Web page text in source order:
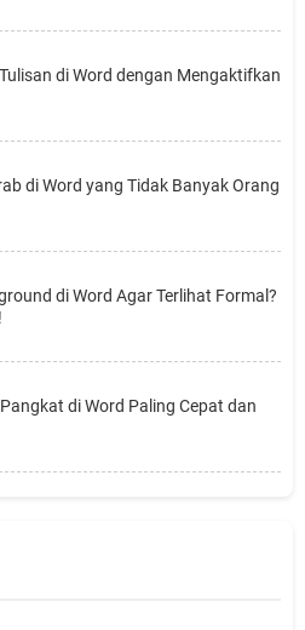
di Word dengan Mengaktifkan
di Word yang Tidak Banyak Orang
di Word Agar Terlihat Formal?
di Word Paling Cepat dan